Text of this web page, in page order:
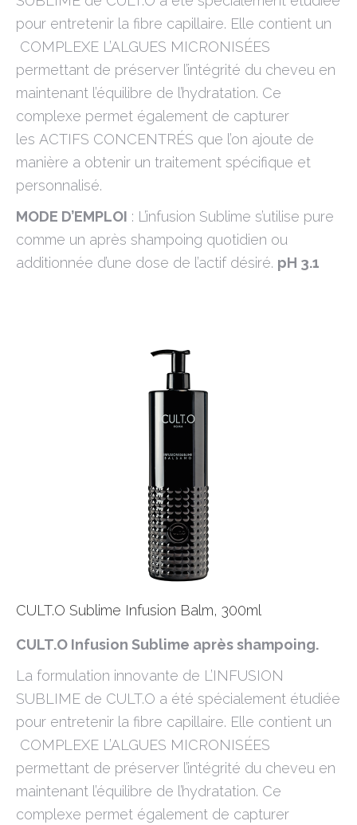
pour entretenir la fibre capillaire. Elle contient un
COMPLEXE L’ALGUES MICRONISÉES
permettant de préserver l’intégrité du cheveu en
maintenant l’équilibre de l’hydratation. Ce
complexe permet également de capturer
les ACTIFS CONCENTRÉS que l’on ajoute de
manière a obtenir un traitement spécifique et
personnalisé.
MODE D’EMPLOI : L’infusion Sublime s’utilise pure
comme un après shampoing quotidien ou
additionnée d’une dose de l’actif désiré. pH 3.1
CULT.O Sublime Infusion Balm, 300ml
CULT.O Infusion Sublime après shampoing.
La formulation innovante de L’INFUSION
SUBLIME de CULT.O a été spécialement étudiée
pour entretenir la fibre capillaire. Elle contient un
COMPLEXE L’ALGUES MICRONISÉES
permettant de préserver l’intégrité du cheveu en
maintenant l’équilibre de l’hydratation. Ce
complexe permet également de capturer